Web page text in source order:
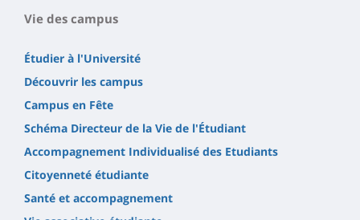
Vie des campus
Étudier à l'Université
Découvrir les campus
Campus en Fête
Schéma Directeur de la Vie de l'Étudiant
Accompagnement Individualisé des Etudiants
Citoyenneté étudiante
Santé et accompagnement